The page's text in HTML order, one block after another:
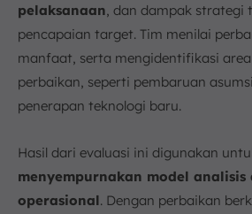
pelaksanaan , dan dampak strategi
pencapaian target. Tim menilai
manfaat, serta mengidentifikasi
perbaikan, seperti pembaruan
penerapan teknologi baru.
Hasil dari evaluasi ini digunakan
menyempurnakan model analisis
operasional. Dengan perbaikan